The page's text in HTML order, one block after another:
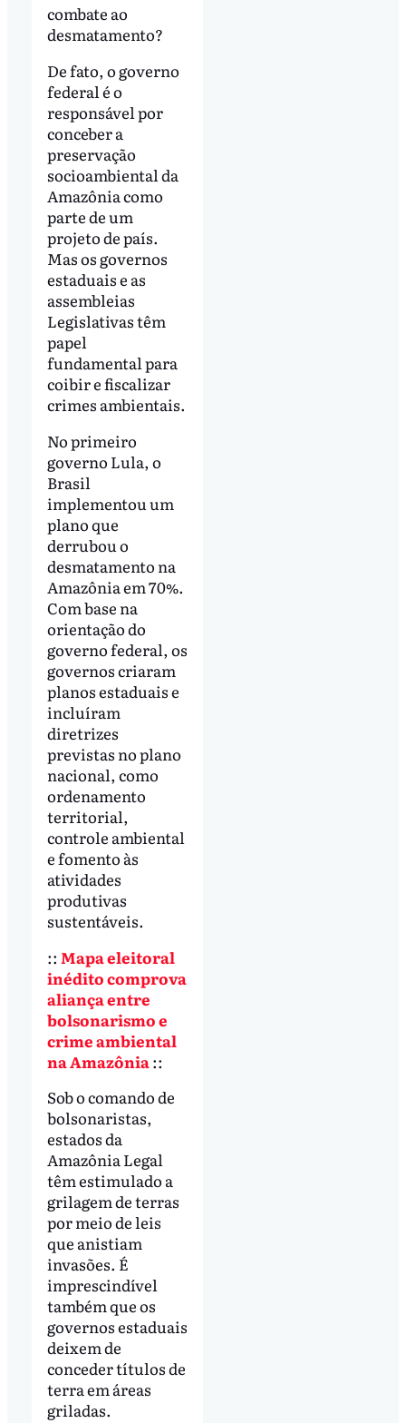
combate ao
desmatamento?
De fato, o governo
federal é o
responsável por
conceber a
preservação
socioambiental da
Amazônia como
parte de um
projeto de país.
Mas os governos
estaduais e as
assembleias
Legislativas têm
papel
fundamental para
coibir e fiscalizar
crimes ambientais.
No primeiro
governo Lula, o
Brasil
implementou um
plano que
derrubou o
desmatamento na
Amazônia em 70%.
Com base na
orientação do
governo federal, os
governos criaram
planos estaduais e
incluíram
diretrizes
previstas no plano
nacional, como
ordenamento
territorial,
controle ambiental
e fomento às
atividades
produtivas
sustentáveis.
:: Mapa eleitoral
inédito comprova
aliança entre
bolsonarismo e
crime ambiental
na Amazônia::
Sob o comando de
bolsonaristas,
estados da
Amazônia Legal
têm estimulado a
grilagem de terras
por meio de leis
que anistiam
invasões. É
imprescindível
também que os
governos estaduais
deixem de
conceder títulos de
terra em áreas
griladas.